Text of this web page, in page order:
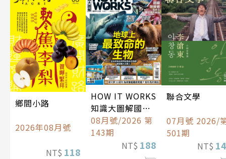
鄉間小路
2026年08月號
NT$ 118
HOW IT WORKS
知識大圖解國際
中文版
08月號/2026 第
143期
NT$ 188
聯合文學
07月號 2026/
501期
NT$